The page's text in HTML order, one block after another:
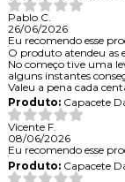
Pablo C.
26/06/2026
Eu recomendo esse
O produto atendeu as
No começo tive uma
alguns instantes
Valeu a pena cada
Produto:Capacete
Vicente F.
08/06/2026
Eu recomendo esse
Produto:Capacete